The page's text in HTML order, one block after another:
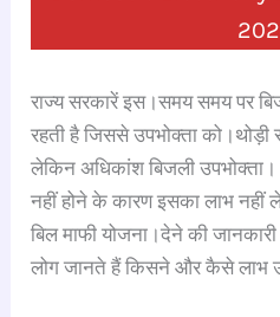
e
o
o
k
s
p
p
a
s
a
राज्य सरकारें इस।समय समय पर
रहती है जिससे उपभोक्ता को।थोड़ी
लेकिन अधिकांश बिजली उपभोक्ता।
नहीं होने के कारण इसका लाभ नहीं
बिल माफी योजना।देने की
लोग जानते हैं किसने और कैसे लाभ